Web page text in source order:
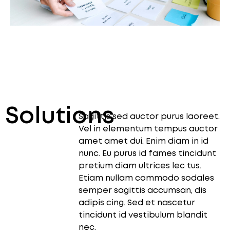
SolutionsSagittis sed auctor purus laoreet.
Vel in elementum tempus auctor
amet amet dui. Enim diam in id
nunc. Eu purus id fames tincidunt
pretium diam ultrices lec tus.
Etiam nullam commodo sodales
semper sagittis accumsan, dis
adipis cing. Sed et nascetur
tincidunt id vestibulum blandit
nec.